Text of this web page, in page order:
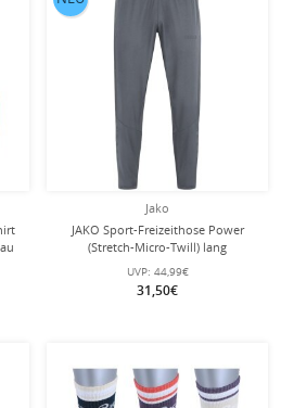
Jako
JAKO Sport-Freizeithose Power
(Stretch-Micro-Twill) lang
anthrazitgrau Kinder
UVP: 44,99€
31,50€